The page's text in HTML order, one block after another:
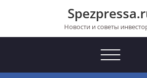
Новости и советы
Toggle